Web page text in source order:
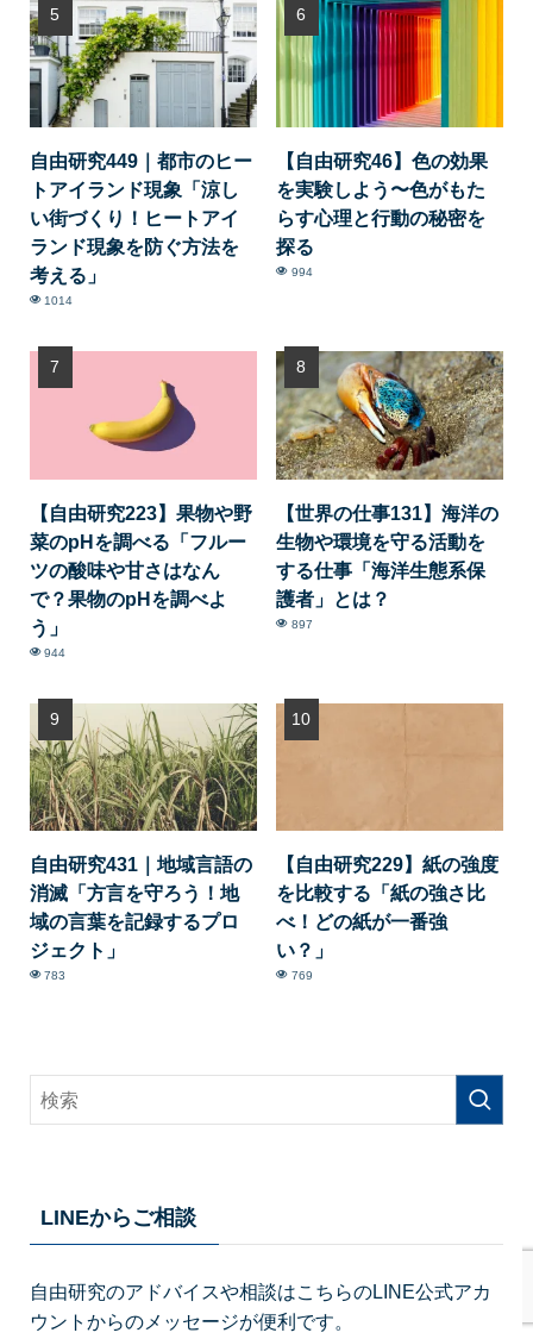
自由研究449｜都市のヒー
トアイランド現象「涼し
い街づくり！ヒートアイ
ランド現象を防ぐ方法を
考える」
1014
【自由研究46】色の効果
を実験しよう〜色がもた
らす心理と行動の秘密を
探る
994
【自由研究223】果物や野
菜のpHを調べる「フルー
ツの酸味や甘さはなん
で？果物のpHを調べよ
う」
944
【世界の仕事131】海洋の
生物や環境を守る活動を
する仕事「海洋生態系保
護者」とは？
897
自由研究431｜地域言語の
消滅「方言を守ろう！地
域の言葉を記録するプロ
ジェクト」
783
【自由研究229】紙の強度
を比較する「紙の強さ比
べ！どの紙が一番強
い？」
769
LINEからご相談
自由研究のアドバイスや相談はこちらのLINE公式アカ
ウントからのメッセージが便利です。